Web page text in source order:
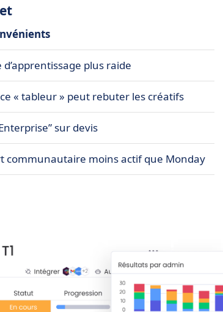
d’apprentissage plus raide
« tableur » peut rebuter les créatifs
sur devis
communautaire moins actif que Monday